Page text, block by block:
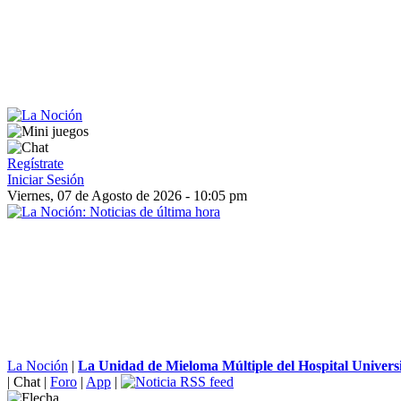
Regístrate
Iniciar Sesión
Viernes, 07 de Agosto de 2026 - 10:05 pm
La Noción | La Unidad de Mieloma Múltiple del Hospital
| Chat | Foro | App |